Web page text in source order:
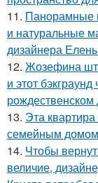
11. Панорамные
и натуральные
дизайнера
12. Жозефина
и этот
рождественском
13. Эта
семейным домом
14. Чтобы
величие,